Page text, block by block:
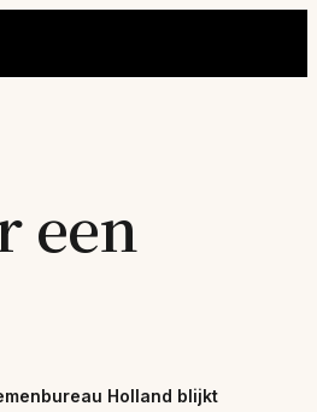
een
Holland blijkt